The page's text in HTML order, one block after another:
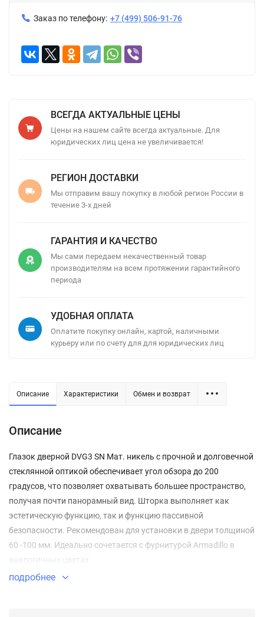
Заказ по телефону: +7 (499) 506-91-76
ВСЕГДА АКТУАЛЬНЫЕ ЦЕНЫ
Цены на нашем сайте всегда актуальные. Для
юридических лиц цена не увеличивается!
РЕГИОН ДОСТАВКИ
Мы отправим вашу покупку в любой регион России в
течение 3-х дней
ГАРАНТИЯ И КАЧЕСТВО
Мы сами передаем некачественный товар
производителям на всем протяжении гарантийного
периода
УДОБНАЯ ОПЛАТА
Оплатите покупку онлайн, картой, наличными
курьеру или по счету для для юридических лиц
Описание Характеристики Обмен и возврат
Описание
Глазок дверной DVG3 SN Мат. никель с прочной и долговечной
стеклянной оптикой обеспечивает угол обзора до 200
градусов, что позволяет охватывать большее пространство,
получая почти панорамный вид. Шторка выполняет как
эстетическую функцию, так и функцию пассивной
безопасности. Рекомендован для установки в двери толщиной
60 -100 мм. Идеально сочетается с фурнитурой Armadillo в
аналогичных цветах.
подробнее